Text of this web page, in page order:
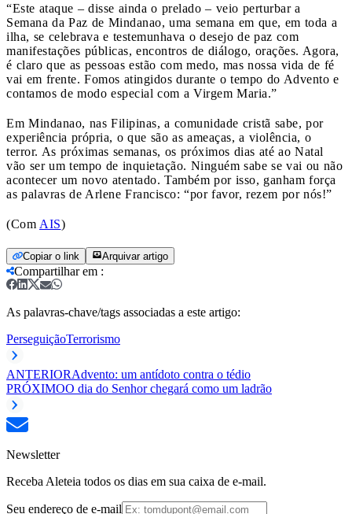
“Este ataque – disse ainda o prelado – veio perturbar a
Semana da Paz de Mindanao, uma semana em que, em toda a
ilha, se celebrava e testemunhava o desejo de paz com
manifestações públicas, encontros de diálogo, orações. Agora,
é claro que as pessoas estão com medo, mas nossa vida de fé
vai em frente. Fomos atingidos durante o tempo do Advento e
contamos de modo especial com a Virgem Maria.”
Em Mindanao, nas Filipinas, a comunidade cristã sabe, por
experiência própria, o que são as ameaças, a violência, o
terror. As próximas semanas, os próximos dias até ao Natal
vão ser um tempo de inquietação. Ninguém sabe se vai ou não
acontecer um novo atentado. Também por isso, ganham força
as palavras de Arlene Francisco: “por favor, rezem por nós!”
(Com AIS)
Copiar o link Arquivar artigo
Compartilhar em :
As palavras-chave/tags associadas a este artigo:
PerseguiçãoTerrorismo
ANTERIORAdvento: um antídoto contra o tédio
PRÓXIMOO dia do Senhor chegará como um ladrão
Newsletter
Receba Aleteia todos os dias em sua caixa de e-mail.
Seu endereço de e-mail